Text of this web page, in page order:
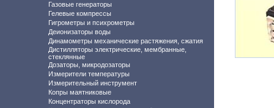
Газовые генераторы
Гелевые компрессы
Гигрометры и психрометры
Деионизаторы воды
Динамометры механические растяжения, сжатия
Дистилляторы электрические, мембранные,
стеклянные
Дозаторы, микродозаторы
Измерители температуры
Измерительный инструмент
Копры маятниковые
Концентраторы кислорода